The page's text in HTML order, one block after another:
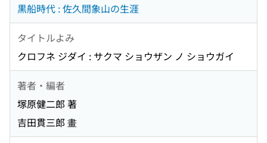
黒船時代 : 佐久間象山の生涯
タイトルよみ
クロフネ ジダイ : サクマ ショウザン ノ ショウガイ
著者・編者
塚原健二郎 著
吉田貫三郎 畫